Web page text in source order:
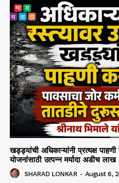
खड्ड्यांची अधिकाऱ्यांनी प्रत्यक्ष
योजनांसाठी उत्पन्न मर्यादा अडीच लाख
SHARAD LONKAR - August 6,